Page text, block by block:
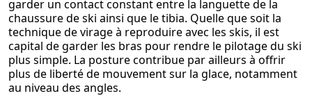
garder un contact constant entre la languette de la
chaussure de ski ainsi que le tibia. Quelle que soit la
technique de virage à reproduire avec les skis, il est
capital de garder les bras pour rendre le pilotage du ski
plus simple. La posture contribue par ailleurs à offrir
plus de liberté de mouvement sur la glace, notamment
au niveau des angles.